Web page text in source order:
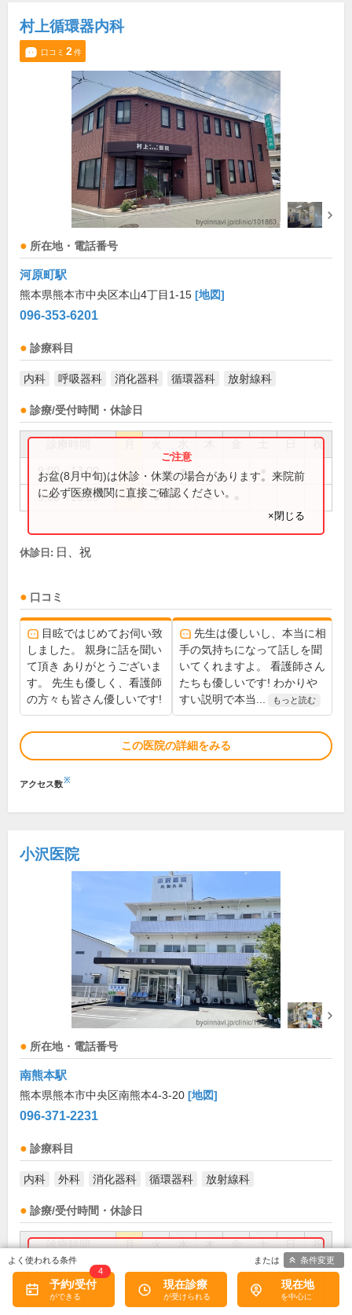
村上循環器内科
口コミ 2件
所在地・電話番号
河原町駅
熊本県熊本市中央区本山4丁目1-15 [地図]
096-353-6201
診療科目
内科 呼吸器科 消化器科 循環器科 放射線科
診療/受付時間・休診日
祝
9:00～13:00 ●
9:00～18:30 ● ● ●
お盆(8月中旬)は休診・休業の場合があります。来院前
に必ず医療機関に直接ご確認ください。
×閉じる
休診日: 日、祝
口コミ
目眩ではじめてお伺い致
しました。 親身に話を聞い
て頂き ありがとうございま
す。 先生も優しく、看護師
の方々も皆さん優しいです!
先生は優しいし、本当に相
手の気持ちになって話しを聞
いてくれますよ。 看護師さん
たちも優しいです! わかりや
すい説明で本当...
もっと読む
この医院の詳細をみる
アクセス数※
小沢医院
所在地・電話番号
南熊本駅
熊本県熊本市中央区南熊本4-3-20 [地図]
096-371-2231
診療科目
内科 外科 消化器科 循環器科 放射線科
診療/受付時間・休診日
診療時間 月 火 水 木 金 土 日 祝
8:30～12:00 ● ● ● ● ● ●
13:30～17:00 ●
お盆(8月中旬)は休診・休業の場合があります。来院前
に必ず医療機関に直接ご確認ください。
予約/受付
4
現在診療 現在地
条件変更